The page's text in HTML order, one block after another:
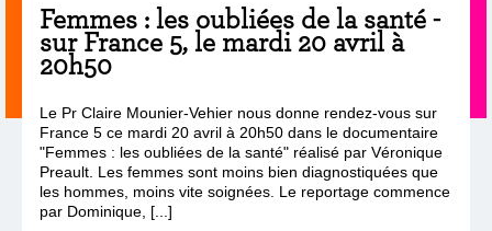
Femmes : les oubliées de la santé -
sur France 5, le mardi 20 avril à
20h50
Le Pr Claire Mounier-Vehier nous donne rendez-vous sur
France 5 ce mardi 20 avril à 20h50 dans le documentaire
"Femmes : les oubliées de la santé" réalisé par Véronique
Preault. Les femmes sont moins bien diagnostiquées que
les hommes, moins vite soignées. Le reportage commence
par Dominique, [...]